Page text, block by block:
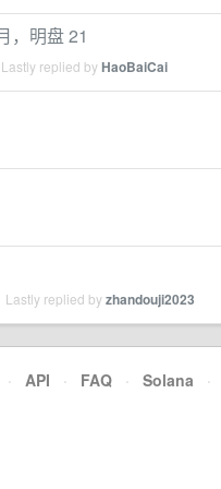
，明盘 21
replied byHaoBaiCai
Lastly replied byzhandouji2023
· API · FAQ · Solana ·